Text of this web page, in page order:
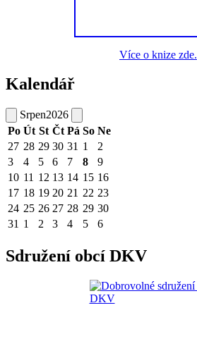
Více o knize zde.
Kalendář
Srpen2026
Po Út St Čt Pá So Ne
27 28 29 30 31 1
2
3
4 5 6 7 8
9
10 11 12 13 14 15 16
17 18 19 20 21 22 23
24 25 26 27 28 29 30
31 1 2 3 4 5 6
Sdružení obcí DKV